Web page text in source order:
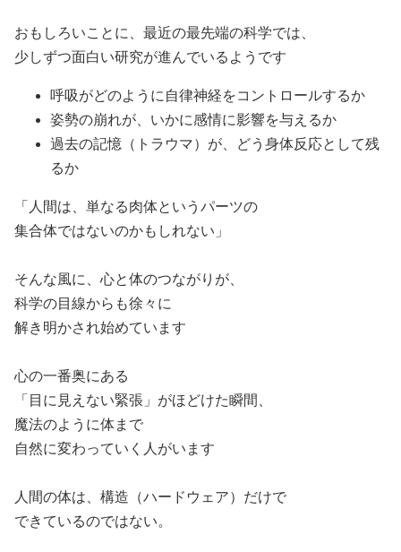
おもしろいことに、最近の最先端の科学では、
少しずつ面白い研究が進んでいるようです
呼吸がどのように自律神経をコントロールするか
姿勢の崩れが、いかに感情に影響を与えるか
過去の記憶（トラウマ）が、どう身体反応として残
るか
「人間は、単なる肉体というパーツの
集合体ではないのかもしれない」
そんな風に、心と体のつながりが、
科学の目線からも徐々に
解き明かされ始めています
心の一番奥にある
「目に見えない緊張」がほどけた瞬間、
魔法のように体まで
自然に変わっていく人がいます
人間の体は、構造（ハードウェア）だけで
できているのではない。